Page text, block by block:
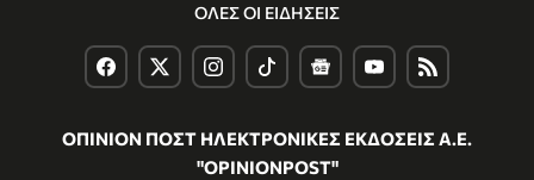
ΟΛΕΣ ΟΙ ΕΙΔΗΣΕΙΣ
ΟΠΙΝΙΟΝ ΠΟΣΤ ΗΛΕΚΤΡΟΝΙΚΕΣ ΕΚΔΟΣΕΙΣ Α.Ε.
"OPINIONPOST"